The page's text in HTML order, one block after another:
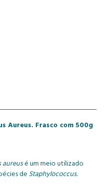
Aureus. Frasco com 500g
aureusé um meio utilizado
de Staphylococcus.